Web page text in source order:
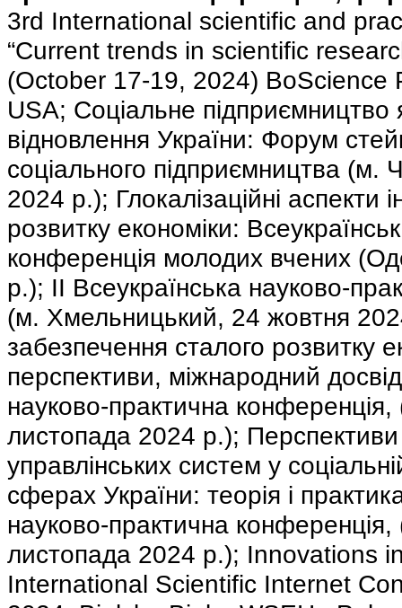
3rd International scientific and
“Current trends in scientific
(October 17-19, 2024) BoScience
USA; Соціальне підприємництво
відновлення України: Форум
соціального підприємництва (м.
2024 р.); Глокалізаційні аспекти
розвитку економіки:
конференція молодих вчених
р.); ІІ Всеукраїнська науково-
(м. Хмельницький, 24 жовтня
забезпечення сталого розвитку
перспективи, міжнародний
науково-практична конференція,
листопада 2024 р.); Перспективи
управлінських систем у
сферах України: теорія і
науково-практична
листопада 2024 р.); Innovations
International Scientific Internet